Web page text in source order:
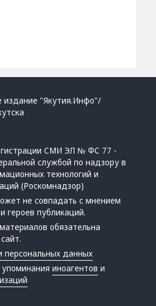
издание "Якутия.Инфо"/
СМИ ЭЛ № ФС 77 -
службой по надзору в
технологий и
(Роскомнадзор)
не совпадать с мнением
героев публикаций.
обязательна
персональных данных
иноагентов и